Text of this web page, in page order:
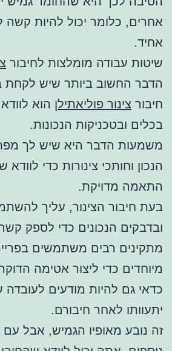
אחרים, כלומר יכול להיות קשה
אחיד.
שיטות עבודה מומלצות לחיבור
הדבר החשוב ביותר שיש לקחת
חיבור צינור פוליאתילן הוא
בכלים ובטכניקות הנכונות.
משמעות הדבר היא שיש לך
הנכון וחותכי צינורות כדי
התאמה מדויקת.
בעת חיבור הצינור, עליך
ובדבקים הנכונים כדי לספק
מתקינים רבים משתמשים
מיוחדים כדי ליצור אטימה
כדאי גם להיות מודעים
יתעוותו לאחר חיבורם.
זה נובע מאופיו הגמיש, אבל